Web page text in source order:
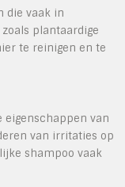
die vaak in
plantaardige
te reinigen en te
eigenschappen van
van irritaties op
shampoo vaak